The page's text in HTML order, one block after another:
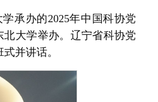
承办的2025年中国科协党
大学举办。辽宁省科协党
并讲话。